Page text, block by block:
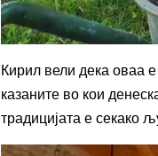
Кирил вели дека оваа
казаните во кои
традицијата е секако